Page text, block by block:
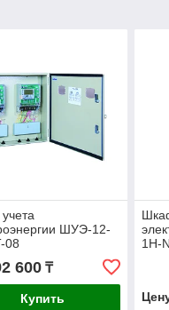
ШУЭ-12-
08
600₸
Купить
1Н-